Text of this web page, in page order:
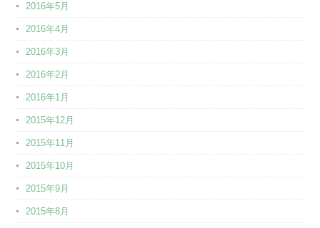
2016年5月
2016年4月
2016年3月
2016年2月
2016年1月
2015年12月
2015年11月
2015年10月
2015年9月
2015年8月